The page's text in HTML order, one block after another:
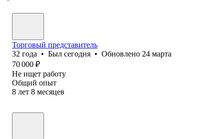
Торговый представитель
32 года • Был сегодня • Обновлено 24 марта
70 000 ₽
Не ищет работу
Общий опыт
8 лет 8 месяцев